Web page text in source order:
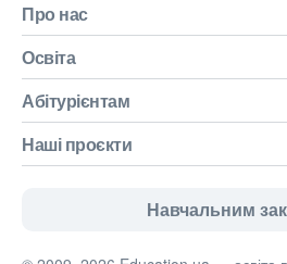
Про нас
Освіта
Абітурієнтам
Наші проєкти
Навчальним